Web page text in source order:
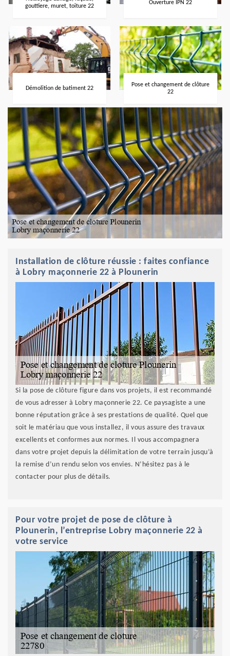
gouttiere, muret, toiture 22
Ouverture IPN 22
Démolition de batiment 22
Pose et changement de clôture
22
Installation de clôture réussie : faites confiance
à Lobry maçonnerie 22 à Plounerin
Si la pose de clôture figure dans vos projets, il est recommandé
de vous adresser à Lobry maçonnerie 22. Ce paysagiste a une
bonne réputation grâce à ses prestations de qualité. Quel que
soit le matériau que vous installez, il vous assure des travaux
excellents et conformes aux normes. Il vous accompagnera
dans votre projet depuis la délimitation de votre terrain jusqu’à
la remise d’un rendu selon vos envies. N’hésitez pas à le
contacter pour plus de détails.
Pour votre projet de pose de clôture à
Plounerin, l’entreprise Lobry maçonnerie 22 à
votre service